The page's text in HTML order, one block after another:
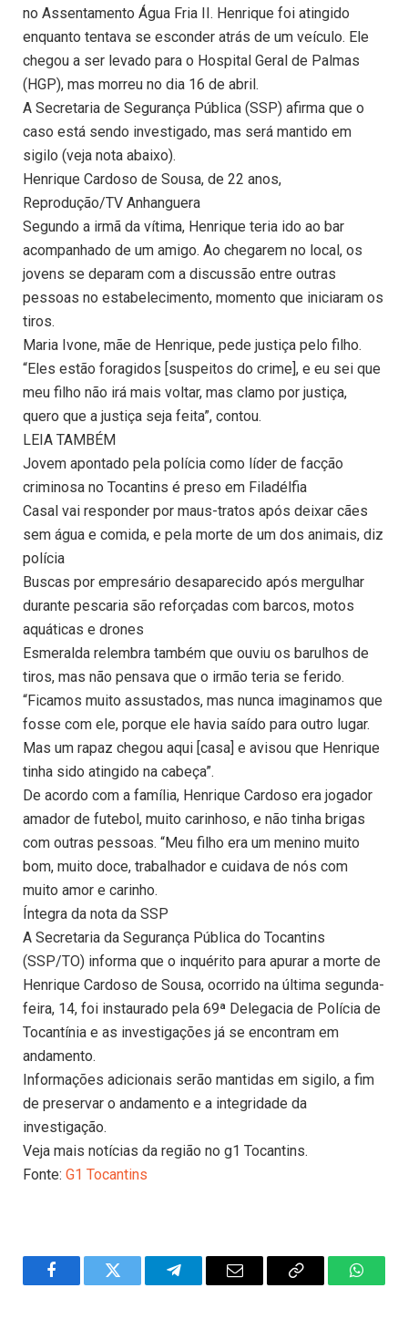
no Assentamento Água Fria II. Henrique foi atingido
enquanto tentava se esconder atrás de um veículo. Ele
chegou a ser levado para o Hospital Geral de Palmas
(HGP), mas morreu no dia 16 de abril.
A Secretaria de Segurança Pública (SSP) afirma que o
caso está sendo investigado, mas será mantido em
sigilo (veja nota abaixo).
Henrique Cardoso de Sousa, de 22 anos,
Reprodução/TV Anhanguera
Segundo a irmã da vítima, Henrique teria ido ao bar
acompanhado de um amigo. Ao chegarem no local, os
jovens se deparam com a discussão entre outras
pessoas no estabelecimento, momento que iniciaram os
tiros.
Maria Ivone, mãe de Henrique, pede justiça pelo filho.
“Eles estão foragidos [suspeitos do crime], e eu sei que
meu filho não irá mais voltar, mas clamo por justiça,
quero que a justiça seja feita”, contou.
LEIA TAMBÉM
Jovem apontado pela polícia como líder de facção
criminosa no Tocantins é preso em Filadélfia
Casal vai responder por maus-tratos após deixar cães
sem água e comida, e pela morte de um dos animais, diz
polícia
Buscas por empresário desaparecido após mergulhar
durante pescaria são reforçadas com barcos, motos
aquáticas e drones
Esmeralda relembra também que ouviu os barulhos de
tiros, mas não pensava que o irmão teria se ferido.
“Ficamos muito assustados, mas nunca imaginamos que
fosse com ele, porque ele havia saído para outro lugar.
Mas um rapaz chegou aqui [casa] e avisou que Henrique
tinha sido atingido na cabeça”.
De acordo com a família, Henrique Cardoso era jogador
amador de futebol, muito carinhoso, e não tinha brigas
com outras pessoas. “Meu filho era um menino muito
bom, muito doce, trabalhador e cuidava de nós com
muito amor e carinho.
Íntegra da nota da SSP
A Secretaria da Segurança Pública do Tocantins
(SSP/TO) informa que o inquérito para apurar a morte de
Henrique Cardoso de Sousa, ocorrido na última segunda-
feira, 14, foi instaurado pela 69ª Delegacia de Polícia de
Tocantínia e as investigações já se encontram em
andamento.
Informações adicionais serão mantidas em sigilo, a fim
de preservar o andamento e a integridade da
investigação.
Veja mais notícias da região no g1 Tocantins.
Fonte: G1 Tocantins
FacebookTwitter TelegramEmail
Copy